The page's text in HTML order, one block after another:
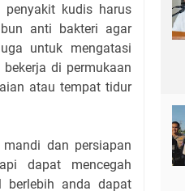
kudis harus
anti bakteri agar
untuk mengatasi
di permukaan
atau tempat tidur
dan persiapan
dapat mencegah
berlebih anda dapat